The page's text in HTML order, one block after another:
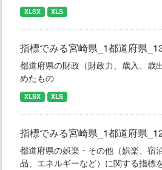
XLSX XLS
指標でみる宮崎県_1都道府県
都道府県の財政（財政力、歳入、歳
めたもの
XLSX XLS
指標でみる宮崎県_1都道府県
都道府県の娯楽・その他（娯楽、宿
品、エネルギーなど）に関する指標